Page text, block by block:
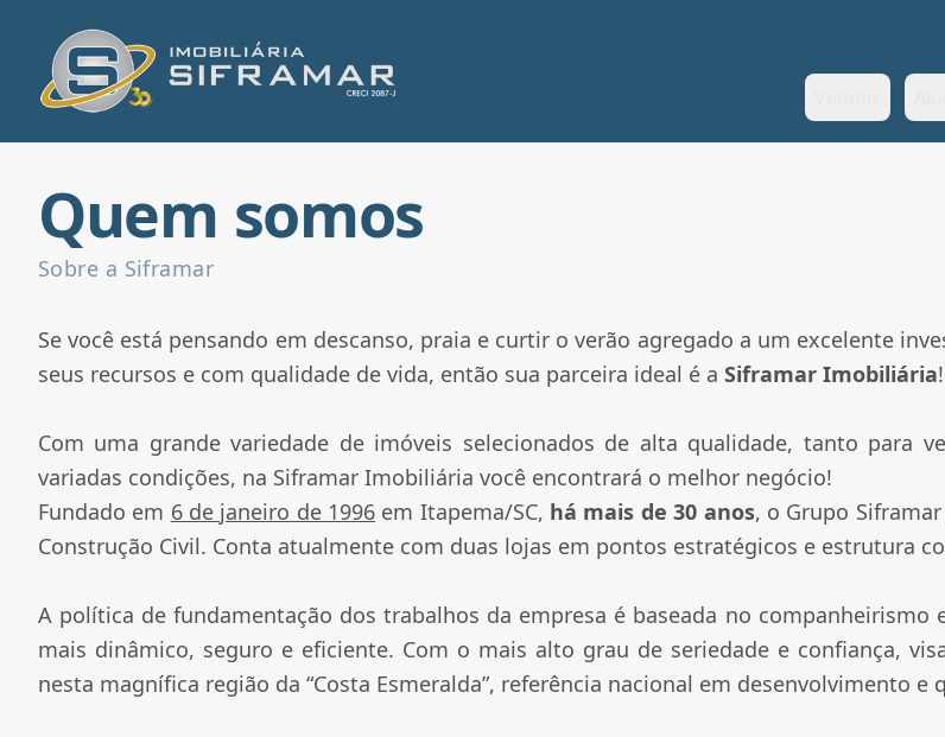
Quem somos
Sobre a Siframar
Se você está pensando em descanso, praia e curtir o verão agregado a um excelente
seus recursos e com qualidade de vida, então sua parceira ideal é a Siframar Imobiliária!
Com uma grande variedade de imóveis selecionados de alta qualidade, tanto para
variadas condições, na Siframar Imobiliária você encontrará o melhor negócio!
Fundado em 6 de janeiro de 1996 em Itapema/SC, há mais de 30 anos, o Grupo
Construção Civil. Conta atualmente com duas lojas em pontos estratégicos e estrutura
A política de fundamentação dos trabalhos da empresa é baseada no
mais dinâmico, seguro e eficiente. Com o mais alto grau de seriedade e confiança,
nesta magnífica região da “Costa Esmeralda”, referência nacional em desenvolvimento e